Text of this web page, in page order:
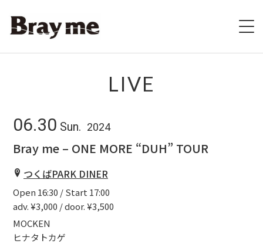
BIOGRAPHY
DISCOGRAPHY
LIVE
06.30 Sun. 2024
Bray me – ONE MORE “DUH” TOUR
つくばPARK DINER
Open 16:30 / Start 17:00
adv. ¥3,000 / door. ¥3,500
MOCKEN
ヒナタトカゲ